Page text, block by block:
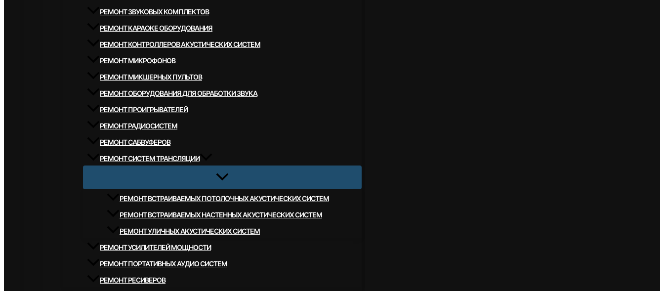
РЕМОНТ ЗВУКОВЫХ КОМПЛЕКТОВ
РЕМОНТ КАРАОКЕ ОБОРУДОВАНИЯ
РЕМОНТ КОНТРОЛЛЕРОВ АКУСТИЧЕСКИХ СИСТЕМ
РЕМОНТ МИКРОФОНОВ
РЕМОНТ МИКШЕРНЫХ ПУЛЬТОВ
РЕМОНТ ОБОРУДОВАНИЯ ДЛЯ ОБРАБОТКИ ЗВУКА
РЕМОНТ ПРОИГРЫВАТЕЛЕЙ
РЕМОНТ РАДИОСИСТЕМ
РЕМОНТ САБВУФЕРОВ
РЕМОНТ СИСТЕМ ТРАНСЛЯЦИИ
РЕМОНТ ВСТРАИВАЕМЫХ ПОТОЛОЧНЫХ АКУСТИЧЕСКИХ СИСТЕМ
РЕМОНТ ВСТРАИВАЕМЫХ НАСТЕННЫХ АКУСТИЧЕСКИХ СИСТЕМ
РЕМОНТ УЛИЧНЫХ АКУСТИЧЕСКИХ СИСТЕМ
РЕМОНТ УСИЛИТЕЛЕЙ МОЩНОСТИ
РЕМОНТ ПОРТАТИВНЫХ АУДИО СИСТЕМ
РЕМОНТ РЕСИВЕРОВ